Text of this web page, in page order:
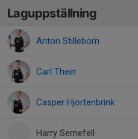
Laguppställning
Anton Stilleborn
Carl Thein
Casper Hjortenbrink
Harry Sernefell